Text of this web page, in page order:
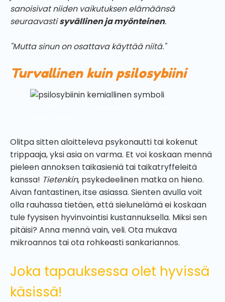
sanoisivat niiden vaikutuksen elämäänsä
seuraavastisyvällinen ja myönteinen.
"Mutta sinun on osattava käyttää niitä."
Turvallinen kuin psilosybiini
Olitpa sitten aloitteleva psykonautti tai kokenut
trippaaja, yksi asia on varma. Et voi koskaan mennä
pieleen annoksen taikasieniä tai taikatryffeleitä
kanssa! Tietenkin, psykedeelinen matka on hieno.
Aivan fantastinen, itse asiassa. Sienten avulla voit
olla rauhassa tietäen, että sielunelämä ei koskaan
tule fyysisen hyvinvointisi kustannuksella. Miksi sen
pitäisi? Anna mennä vain, veli. Ota mukava
mikroannos tai ota rohkeasti sankariannos.
Joka tapauksessa olet hyvissä
käsissä!